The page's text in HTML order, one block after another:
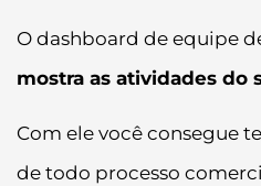
O dashboard de equipe
mostra as atividades do
Com ele você consegue
de todo processo